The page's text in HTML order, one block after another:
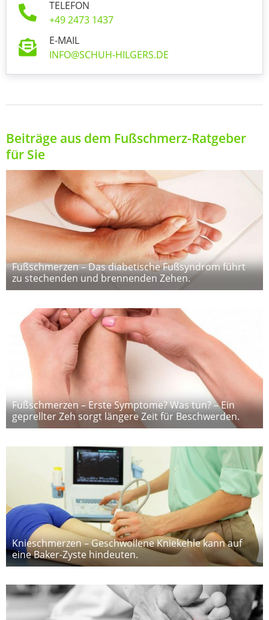
TELEFON
+49 2473 1437
E-MAIL
INFO@SCHUH-HILGERS.DE
Beiträge aus dem Fußschmerz-Ratgeber
für Sie
Fußschmerzen – Das diabetische Fußsyndrom führt
zu stechenden und brennenden Zehen.
Fußschmerzen – Erste Symptome? Was tun? – Ein
geprellter Zeh sorgt längere Zeit für Beschwerden.
Knieschmerzen – Geschwollene Kniekehle kann auf
eine Baker-Zyste hindeuten.